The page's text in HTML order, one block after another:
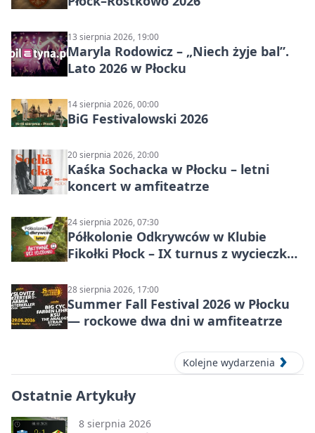
13 sierpnia 2026, 19:00
Maryla Rodowicz – „Niech żyje bal”.
Lato 2026 w Płocku
14 sierpnia 2026, 00:00
BiG Festivalowski 2026
20 sierpnia 2026, 20:00
Kaśka Sochacka w Płocku – letni
koncert w amfiteatrze
24 sierpnia 2026, 07:30
Półkolonie Odkrywców w Klubie
Fikołki Płock – IX turnus z wycieczką
28 sierpnia 2026, 17:00
Summer Fall Festival 2026 w Płocku
— rockowe dwa dni w amfiteatrze
Kolejne wydarzenia
Ostatnie Artykuły
8 sierpnia 2026